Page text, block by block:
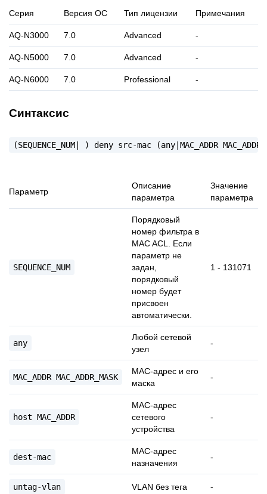
Серия Версия ОС Тип лицензии Примечания
AQ-N3000 7.0 Advanced -
AQ-N5000 7.0 Advanced -
AQ-N6000 7.0 Professional -
Синтаксис
(SEQUENCE_NUM| ) deny src-mac (any|MAC_ADDR
Параметр
Описание
параметра
Значение
параметра
SEQUENCE_NUM
Порядковый
номер фильтра в
MAC ACL. Если
параметр не
задан,
порядковый
номер будет
присвоен
автоматически.
1 - 131071
any
Любой сетевой
узел
-
MAC_ADDR MAC_ADDR_MASK
MAC-адрес и его
маска
-
host MAC_ADDR
MAC-адрес
сетевого
устройства
-
dest-mac
MAC-адрес
назначения
-
untag-vlan VLAN без тега -